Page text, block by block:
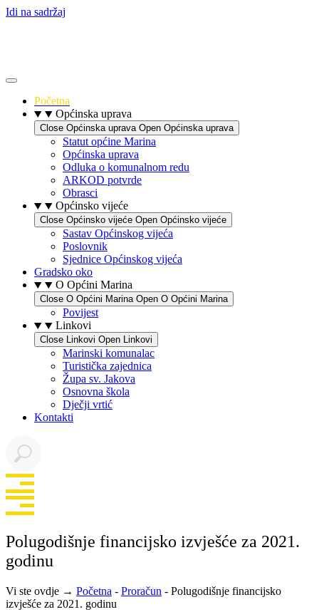
Idi na sadržaj
Početna
Općinska uprava
Close Općinska uprava Open Općinska uprava
Statut općine Marina
Općinska uprava
Odluka o komunalnom redu
ARKOD potvrde
Obrasci
Općinsko vijeće
Close Općinsko vijeće Open Općinsko vijeće
Sastav Općinskog vijeća
Poslovnik
Sjednice Općinskog vijeća
Gradsko oko
O Općini Marina
Close O Općini Marina Open O Općini Marina
Povijest
Linkovi
Close Linkovi Open Linkovi
Marinski komunalac
Turistička zajednica
Župa sv. Jakova
Osnovna škola
Dječji vrtić
Kontakti
Polugodišnje financijsko izvješće za 2021.
godinu
Vi ste ovdje → Početna - Proračun - Polugodišnje financijsko
izvješće za 2021. godinu